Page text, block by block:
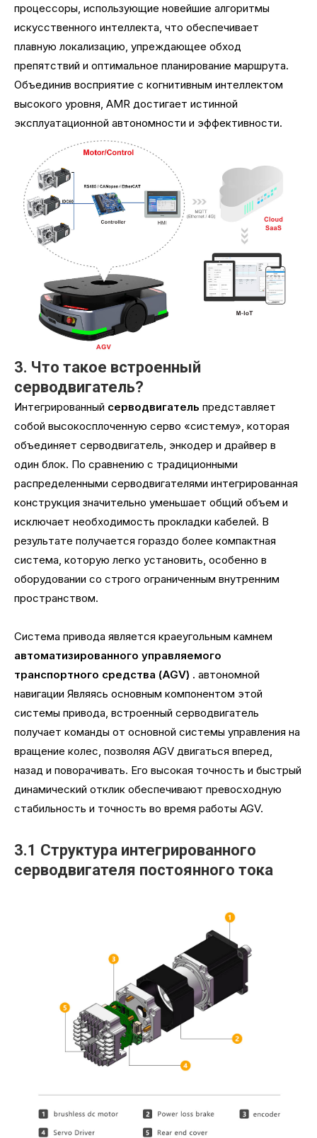
процессоры, использующие новейшие алгоритмы
искусственного интеллекта, что обеспечивает
плавную локализацию, упреждающее обход
препятствий и оптимальное планирование маршрута.
Объединив восприятие с когнитивным интеллектом
высокого уровня, AMR достигает истинной
эксплуатационной автономности и эффективности.
3. Что такое встроенный
серводвигатель?
Интегрированный серводвигатель представляет
собой высокосплоченную серво «систему», которая
объединяет серводвигатель, энкодер и драйвер в
один блок. По сравнению с традиционными
распределенными серводвигателями интегрированная
конструкция значительно уменьшает общий объем и
исключает необходимость прокладки кабелей. В
результате получается гораздо более компактная
система, которую легко установить, особенно в
оборудовании со строго ограниченным внутренним
пространством.
Система привода является краеугольным камнем
автоматизированного управляемого
транспортного средства (AGV) . автономной
навигации Являясь основным компонентом этой
системы привода, встроенный серводвигатель
получает команды от основной системы управления на
вращение колес, позволяя AGV двигаться вперед,
назад и поворачивать. Его высокая точность и быстрый
динамический отклик обеспечивают превосходную
стабильность и точность во время работы AGV.
3.1 Структура интегрированного
серводвигателя постоянного тока